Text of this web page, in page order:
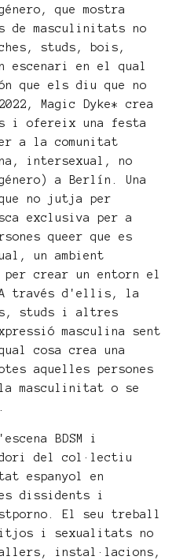
que mostra
de masculinitats no
studs, bois,
escenari en el qual
que els diu que no
Magic Dyke* crea
i ofereix una festa
a la comunitat
intersexual, no
a Berlín. Una
no jutja per
exclusiva per a
queer que es
un ambient
crear un entorn el
A través d'ellis, la
studs i altres
masculina sent
cosa crea una
aquelles persones
masculinitat o se
BDSM i
del col·lectiu
espanyol en
dissidents i
El seu treball
i sexualitats no
instal·lacions,